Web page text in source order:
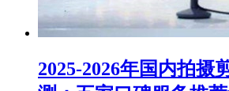
2025-2026年国内拍摄